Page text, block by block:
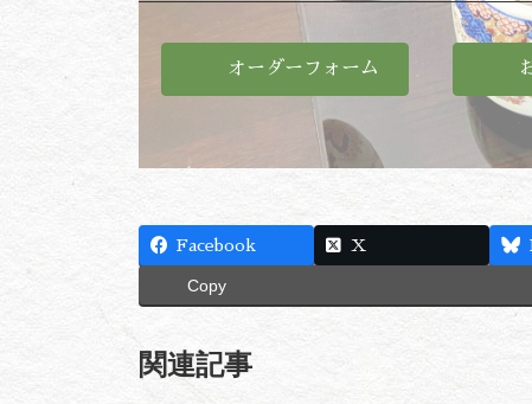
オーダーフォーム
Facebook X
Copy
関連記事